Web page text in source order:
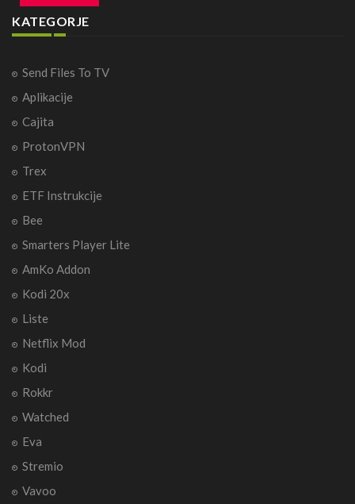
KATEGORJE
Send Files To TV
Aplikacije
Cajita
ProtonVPN
Trex
ETF Instrukcije
Bee
Smarters Player Lite
AmKo Addon
Kodi 20x
Liste
Netflix Mod
Kodi
Rokkr
Watched
Eva
Stremio
Vavoo